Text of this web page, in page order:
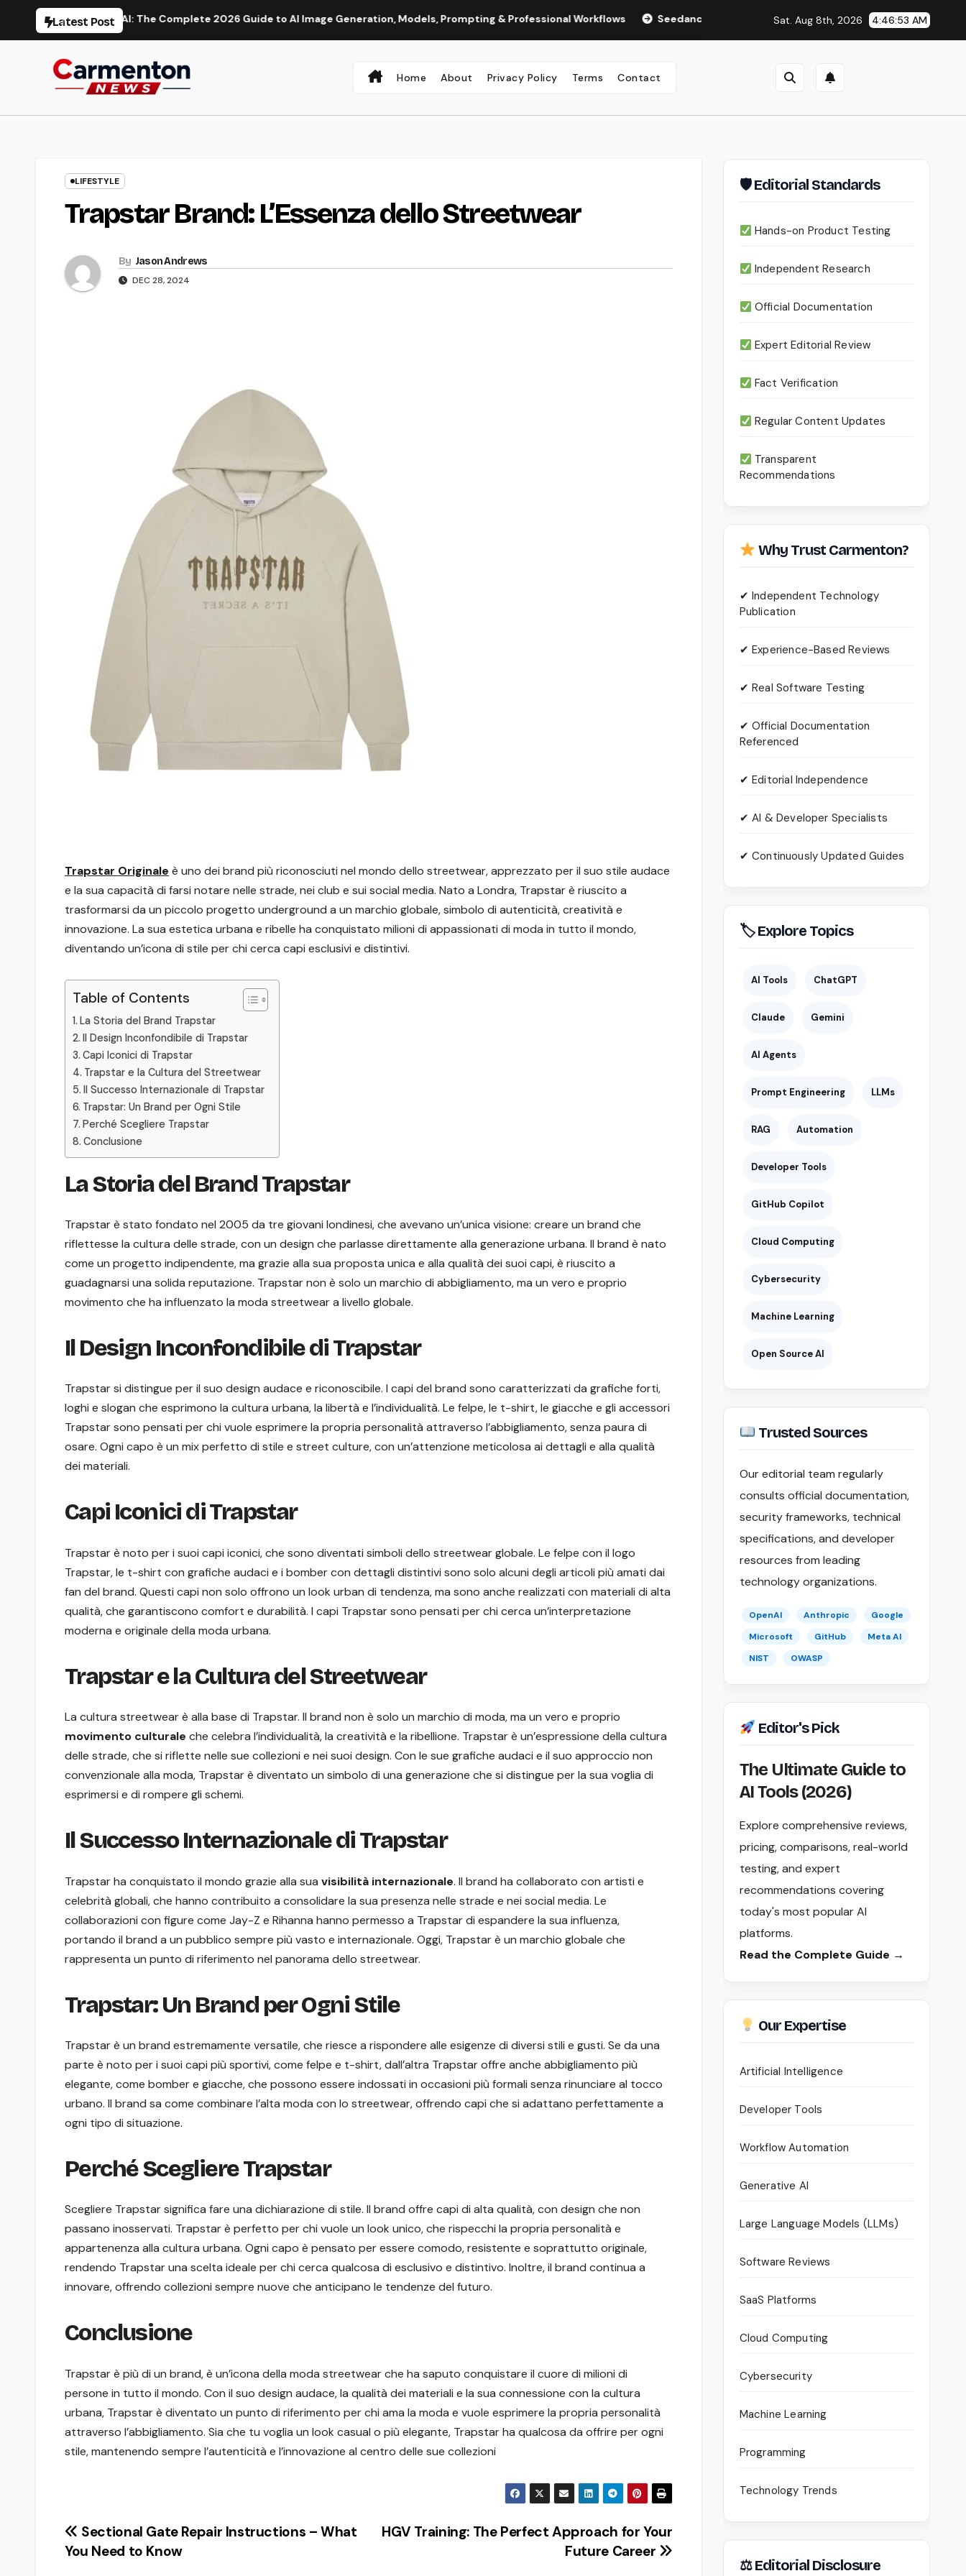
Latest Post
Flux AI: The Complete 2026 Guide to AI Image Generation, Models, Prompting & Professional Workflows Seedance 2.0 Review (2026): Features, Pricing, Pros & Is It Worth
Sat. Aug 8th, 2026 4:46:54 AM
Home About Privacy Policy Terms Contact
LIFESTYLE
Trapstar Brand: L’Essenza dello Streetwear
By Jason Andrews
DEC 28, 2024
Trapstar Originale è uno dei brand più riconosciuti nel mondo dello streetwear, apprezzato per il suo stile audace
e la sua capacità di farsi notare nelle strade, nei club e sui social media. Nato a Londra, Trapstar è riuscito a
trasformarsi da un piccolo progetto underground a un marchio globale, simbolo di autenticità, creatività e
innovazione. La sua estetica urbana e ribelle ha conquistato milioni di appassionati di moda in tutto il mondo,
diventando un’icona di stile per chi cerca capi esclusivi e distintivi.
Table of Contents
La Storia del Brand Trapstar
Il Design Inconfondibile di Trapstar
Capi Iconici di Trapstar
Trapstar e la Cultura del Streetwear
Il Successo Internazionale di Trapstar
Trapstar: Un Brand per Ogni Stile
Perché Scegliere Trapstar
Conclusione
La Storia del Brand Trapstar
Trapstar è stato fondato nel 2005 da tre giovani londinesi, che avevano un’unica visione: creare un brand che
riflettesse la cultura delle strade, con un design che parlasse direttamente alla generazione urbana. Il brand è nato
come un progetto indipendente, ma grazie alla sua proposta unica e alla qualità dei suoi capi, è riuscito a
guadagnarsi una solida reputazione. Trapstar non è solo un marchio di abbigliamento, ma un vero e proprio
movimento che ha influenzato la moda streetwear a livello globale.
Il Design Inconfondibile di Trapstar
Trapstar si distingue per il suo design audace e riconoscibile. I capi del brand sono caratterizzati da grafiche forti,
loghi e slogan che esprimono la cultura urbana, la libertà e l’individualità. Le felpe, le t-shirt, le giacche e gli accessori
Trapstar sono pensati per chi vuole esprimere la propria personalità attraverso l’abbigliamento, senza paura di
osare. Ogni capo è un mix perfetto di stile e street culture, con un’attenzione meticolosa ai dettagli e alla qualità
dei materiali.
Capi Iconici di Trapstar
Trapstar è noto per i suoi capi iconici, che sono diventati simboli dello streetwear globale. Le felpe con il logo
Trapstar, le t-shirt con grafiche audaci e i bomber con dettagli distintivi sono solo alcuni degli articoli più amati dai
fan del brand. Questi capi non solo offrono un look urban di tendenza, ma sono anche realizzati con materiali di alta
qualità, che garantiscono comfort e durabilità. I capi Trapstar sono pensati per chi cerca un’interpretazione
moderna e originale della moda urbana.
Trapstar e la Cultura del Streetwear
La cultura streetwear è alla base di Trapstar. Il brand non è solo un marchio di moda, ma un vero e proprio
movimento culturale che celebra l’individualità, la creatività e la ribellione. Trapstar è un’espressione della cultura
delle strade, che si riflette nelle sue collezioni e nei suoi design. Con le sue grafiche audaci e il suo approccio non
convenzionale alla moda, Trapstar è diventato un simbolo di una generazione che si distingue per la sua voglia di
esprimersi e di rompere gli schemi.
Il Successo Internazionale di Trapstar
Trapstar ha conquistato il mondo grazie alla sua visibilità internazionale. Il brand ha collaborato con artisti e
celebrità globali, che hanno contribuito a consolidare la sua presenza nelle strade e nei social media. Le
collaborazioni con figure come Jay-Z e Rihanna hanno permesso a Trapstar di espandere la sua influenza,
portando il brand a un pubblico sempre più vasto e internazionale. Oggi, Trapstar è un marchio globale che
rappresenta un punto di riferimento nel panorama dello streetwear.
Trapstar: Un Brand per Ogni Stile
Trapstar è un brand estremamente versatile, che riesce a rispondere alle esigenze di diversi stili e gusti. Se da una
parte è noto per i suoi capi più sportivi, come felpe e t-shirt, dall’altra Trapstar offre anche abbigliamento più
elegante, come bomber e giacche, che possono essere indossati in occasioni più formali senza rinunciare al tocco
urbano. Il brand sa come combinare l’alta moda con lo streetwear, offrendo capi che si adattano perfettamente a
ogni tipo di situazione.
Perché Scegliere Trapstar
Scegliere Trapstar significa fare una dichiarazione di stile. Il brand offre capi di alta qualità, con design che non
passano inosservati. Trapstar è perfetto per chi vuole un look unico, che rispecchi la propria personalità e
appartenenza alla cultura urbana. Ogni capo è pensato per essere comodo, resistente e soprattutto originale,
rendendo Trapstar una scelta ideale per chi cerca qualcosa di esclusivo e distintivo. Inoltre, il brand continua a
innovare, offrendo collezioni sempre nuove che anticipano le tendenze del futuro.
Conclusione
Trapstar è più di un brand, è un’icona della moda streetwear che ha saputo conquistare il cuore di milioni di
persone in tutto il mondo. Con il suo design audace, la qualità dei materiali e la sua connessione con la cultura
urbana, Trapstar è diventato un punto di riferimento per chi ama la moda e vuole esprimere la propria personalità
attraverso l’abbigliamento. Sia che tu voglia un look casual o più elegante, Trapstar ha qualcosa da offrire per ogni
stile, mantenendo sempre l’autenticità e l’innovazione al centro delle sue collezioni
Post
HGV Training: The Perfect Approach for Your
Future Career
Sectional Gate Repair Instructions – What
You Need to Know
🛡 Editorial Standards
Hands-on Product Testing
Independent Research
Official Documentation
Expert Editorial Review
Fact Verification
Regular Content Updates
Transparent
Recommendations
Why Trust Carmenton?
✔ Independent Technology
Publication
✔ Experience-Based Reviews
✔ Real Software Testing
✔ Official Documentation
Referenced
✔ Editorial Independence
✔ AI & Developer Specialists
✔ Continuously Updated Guides
🏷 Explore Topics
AI Tools ChatGPT
Claude Gemini
AI Agents
Prompt Engineering LLMs
RAG Automation
Developer Tools
GitHub Copilot
Cloud Computing
Cybersecurity
Machine Learning
Open Source AI
Trusted Sources
Our editorial team regularly
consults official documentation,
security frameworks, technical
specifications, and developer
resources from leading
technology organizations.
OpenAI Anthropic
Google
Microsoft
GitHub
Meta AI
NIST
OWASP
Editor's Pick
The Ultimate Guide to
AI Tools (2026)
Explore comprehensive reviews,
pricing, comparisons, real-world
testing, and expert
recommendations covering
today's most popular AI
platforms.
Read the Complete Guide →
Our Expertise
Artificial Intelligence
Developer Tools
Workflow Automation
Generative AI
Large Language Models (LLMs)
Software Reviews
SaaS Platforms
Cloud Computing
Cybersecurity
Machine Learning
Programming
Technology Trends
⚖ Editorial Disclosure